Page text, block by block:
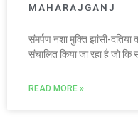
MAHARAJGANJ
संमर्पण नशा मुक्ति झांसी-दतिया
संचालित किया जा रहा है जो
READ MORE »